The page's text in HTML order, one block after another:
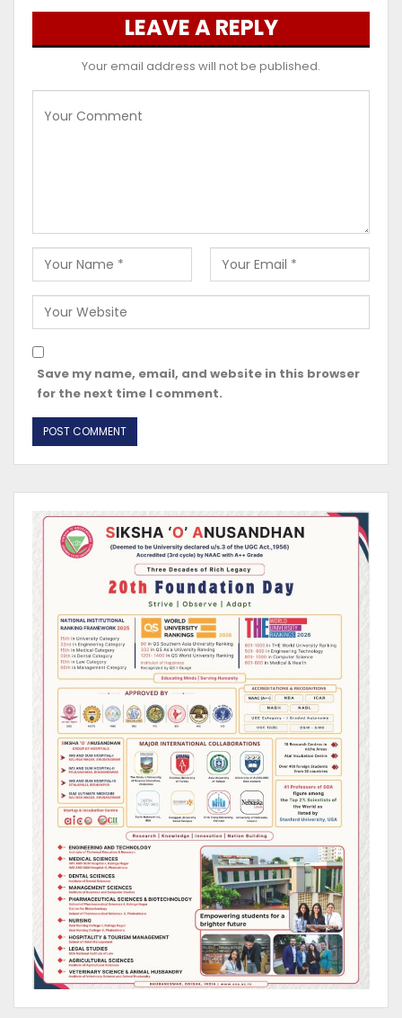
LEAVE A REPLY
Your email address will not be published.
Save my name, email, and website in this browser
for the next time I comment.